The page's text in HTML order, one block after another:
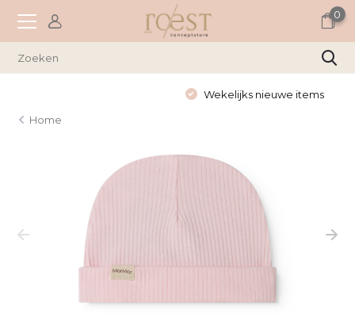
0
Wekelijks nieuwe items
Home